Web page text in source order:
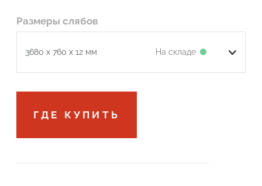
Размеры слябов
3680 x 760 x 12 мм На складе
ГДЕ КУПИТЬ
Подтвердите, что вы не робот
ОТПРАВИТЬ ЗАЯВКУ
Подтвердите, что вы не робот